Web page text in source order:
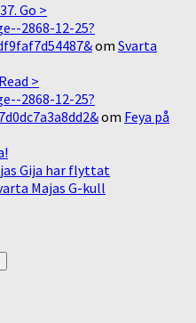
Go >
2868-12-25?
om Svarta
>
2868-12-25?
om Feya på
Gija har flyttat
Majas G-kull